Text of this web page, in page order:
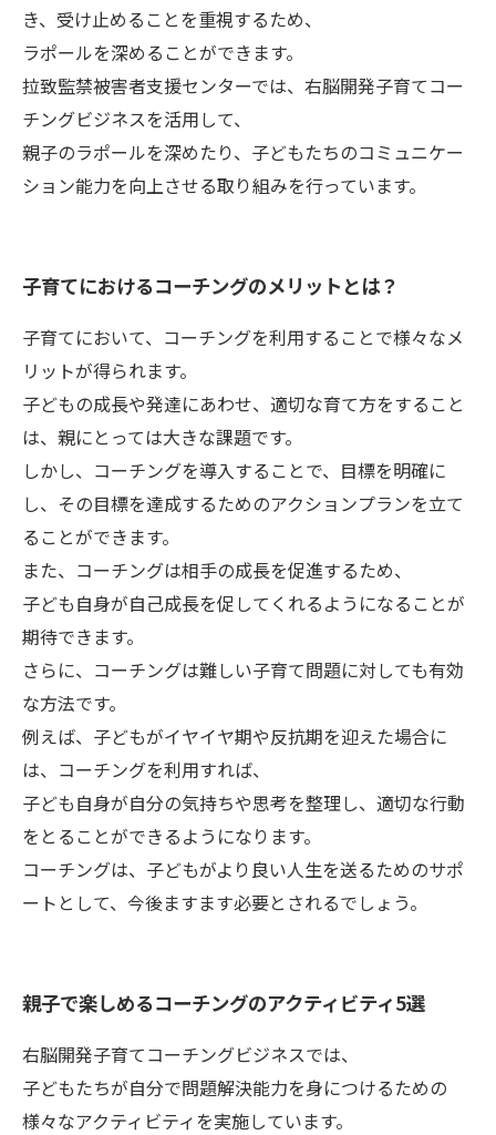
き、受け止めることを重視するため、
ラポールを深めることができます。
拉致監禁被害者支援センターでは、右脳開発子育てコー
チングビジネスを活用して、
親子のラポールを深めたり、子どもたちのコミュニケー
ション能力を向上させる取り組みを行っています。
子育てにおけるコーチングのメリットとは？
子育てにおいて、コーチングを利用することで様々なメ
リットが得られます。
子どもの成長や発達にあわせ、適切な育て方をすること
は、親にとっては大きな課題です。
しかし、コーチングを導入することで、目標を明確に
し、その目標を達成するためのアクションプランを立て
ることができます。
また、コーチングは相手の成長を促進するため、
子ども自身が自己成長を促してくれるようになることが
期待できます。
さらに、コーチングは難しい子育て問題に対しても有効
な方法です。
例えば、子どもがイヤイヤ期や反抗期を迎えた場合に
は、コーチングを利用すれば、
子ども自身が自分の気持ちや思考を整理し、適切な行動
をとることができるようになります。
コーチングは、子どもがより良い人生を送るためのサポ
ートとして、今後ますます必要とされるでしょう。
親子で楽しめるコーチングのアクティビティ5選
右脳開発子育てコーチングビジネスでは、
子どもたちが自分で問題解決能力を身につけるための
様々なアクティビティを実施しています。